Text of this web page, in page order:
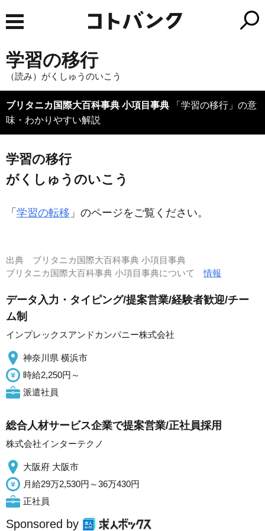
学習の移行
（読み）がくしゅうのいこう
ブリタニカ国際大百科事典 小項目事典 「学習の移行」の意
味・わかりやすい解説
学習の移行
がくしゅうのいこう
「 学習の転移 」のページをご覧ください。
出典 ブリタニカ国際大百科事典 小項目事典
ブリタニカ国際大百科事典 小項目事典について情報
データ入力・タイピング/提案営業/経験者歓迎/チー
ム制
インプレックスアンドカンパニー株式会社
神奈川県 横浜市
時給2,250円～
派遣社員
総合人材サービス企業で提案営業/正社員採用
株式会社インターテクノ
大阪府 大阪市
月給29万2,530円～36万430円
正社員
Sponsored by